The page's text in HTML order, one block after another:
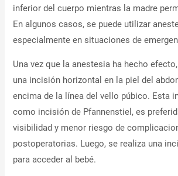
inferior del cuerpo mientras la madre
En algunos casos, se puede utilizar
especialmente en situaciones de
Una vez que la anestesia ha hecho
una incisión horizontal en la piel del
encima de la línea del vello púbico. Esta
como incisión de Pfannenstiel, es
visibilidad y menor riesgo de
postoperatorias. Luego, se realiza una
para acceder al bebé.